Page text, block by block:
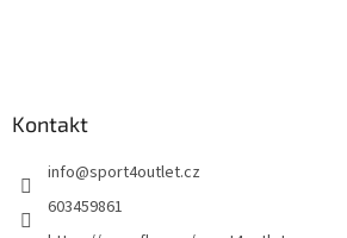
Kontakt
info@sport4outlet.cz
603459861